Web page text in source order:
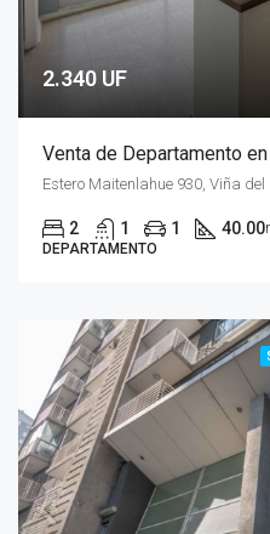
2.340 UF
Estero Maitenlahue 930, Viña del
2 1 1 40.00
DEPARTAMENTO